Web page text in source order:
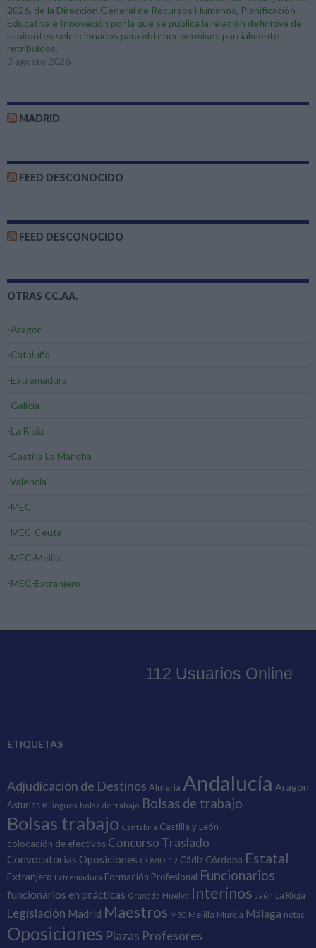
2026, de la Dirección General de Recursos Humanos, Planificación
Educativa e Innovación por la que se publica la relación definitiva de
aspirantes seleccionados para obtener permisos parcialmente
retribuidos.
3 agosto 2026
MADRID
FEED DESCONOCIDO
FEED DESCONOCIDO
OTRAS CC.AA.
-Aragón
-Cataluña
-Extremadura
-Galicia
-La Rioja
-Castilla La Mancha
-Valencia
-MEC
-MEC-Ceuta
-MEC-Melilla
-MEC-Extranjero
ETIQUETAS
Adjudicación de Destinos Almería Andalucía Aragón
Asturias Bilingües bolsa de trabajo Bolsas de trabajo
Bolsas trabajo Cantabria Castilla y León
colocación de efectivos Concurso Traslado
Convocatorias Oposiciones COVID-19 Cádiz Córdoba Estatal
Extranjero Extremadura Formación Profesional Funcionarios
funcionarios en prácticas Granada Huelva Interinos Jaén La Rioja
Legislación Madrid Maestros MEC Melilla Murcia Málaga notas
Oposiciones Plazas Profesores